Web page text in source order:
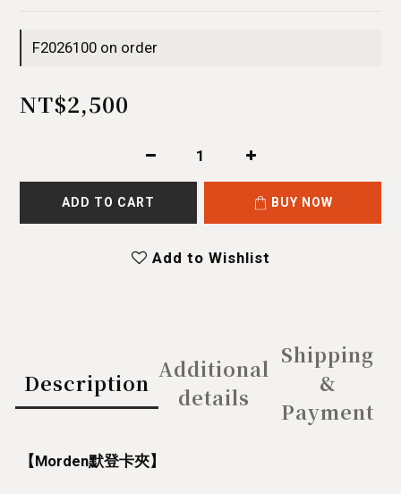
F2026100 on order
NT$2,500
ADD TO CART BUY NOW
Add to Wishlist
Description
Additional
details
Shipping
&
Payment
【Morden默登卡夾】